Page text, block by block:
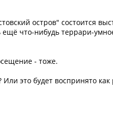
остров" состоится
что-нибудь террари-
- тоже.
это будет воспринято как